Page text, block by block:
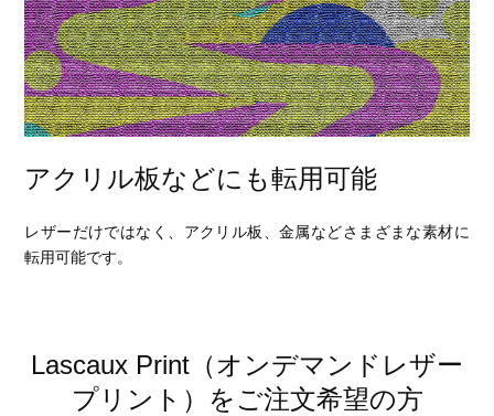
アクリル板などにも転用可能
レザーだけではなく、アクリル板、金属などさまざまな素材に
転用可能です。
Lascaux Print（オンデマンドレザー
プリント）をご注文希望の方